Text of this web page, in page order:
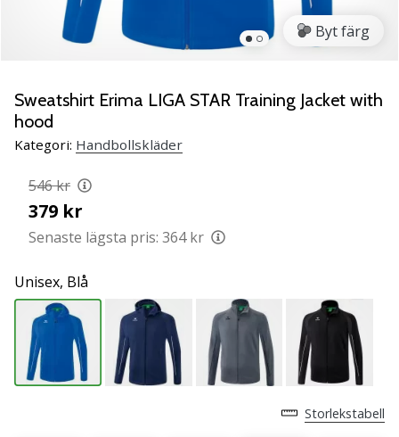
känna
PUMA
Accelerate
NITRO
SQD
handbollsskorna!
Upptäck
de
uppdateringarna
och
reda
på
om
det…
Byt färg
Sweatshirt Erima LIGA STAR Training Jacket with
hood
Kategori: Handbollskläder
546 kr
379 kr
Senaste lägsta pris: 364 kr
Unisex, Blå
Storlekstabell